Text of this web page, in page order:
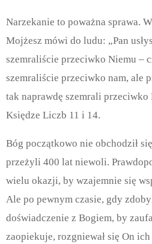
Narzekanie to poważna sprawa.
Mojżesz mówi do ludu: „Pan
szemraliście przeciwko Niemu –
szemraliście przeciwko nam, ale
tak naprawdę szemrali przeciwko
Księdze Liczb 11 i 14.
Bóg początkowo nie obchodził
przeżyli 400 lat niewoli.
wielu okazji, by wzajemnie się
Ale po pewnym czasie, gdy
doświadczenie z Bogiem, by
zaopiekuje, rozgniewał się On